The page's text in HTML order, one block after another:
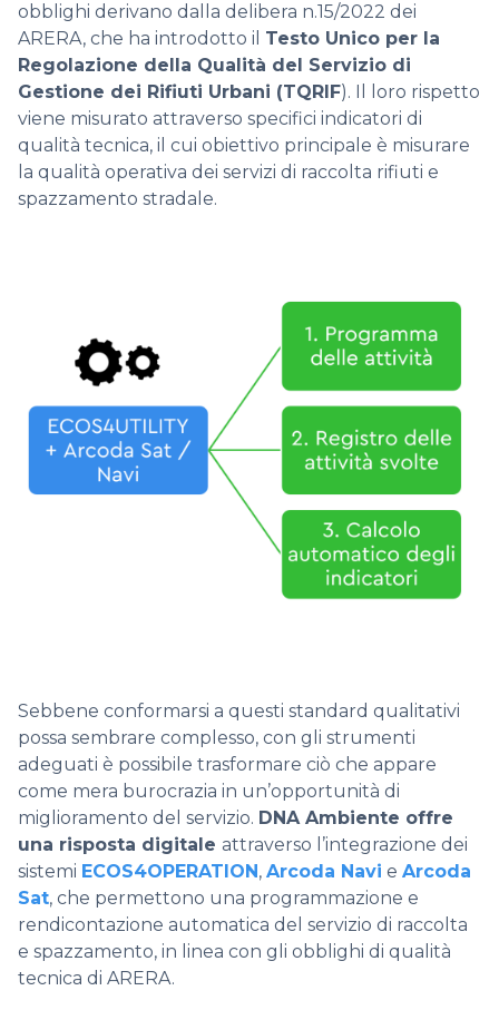
obblighi derivano dalla delibera n.15/2022 dei
ARERA, che ha introdotto il Testo Unico per la
Regolazione della Qualità del Servizio di
Gestione dei Rifiuti Urbani (TQRIF). Il loro rispetto
viene misurato attraverso specifici indicatori di
qualità tecnica, il cui obiettivo principale è misurare
la qualità operativa dei servizi di raccolta rifiuti e
spazzamento stradale.
Sebbene conformarsi a questi standard qualitativi
possa sembrare complesso, con gli strumenti
adeguati è possibile trasformare ciò che appare
come mera burocrazia in un’opportunità di
miglioramento del servizio. DNA Ambiente offre
una risposta digitale attraverso l’integrazione dei
sistemi ECOS4OPERATION , Arcoda Navi e Arcoda
Sat, che permettono una programmazione e
rendicontazione automatica del servizio di raccolta
e spazzamento, in linea con gli obblighi di qualità
tecnica di ARERA.